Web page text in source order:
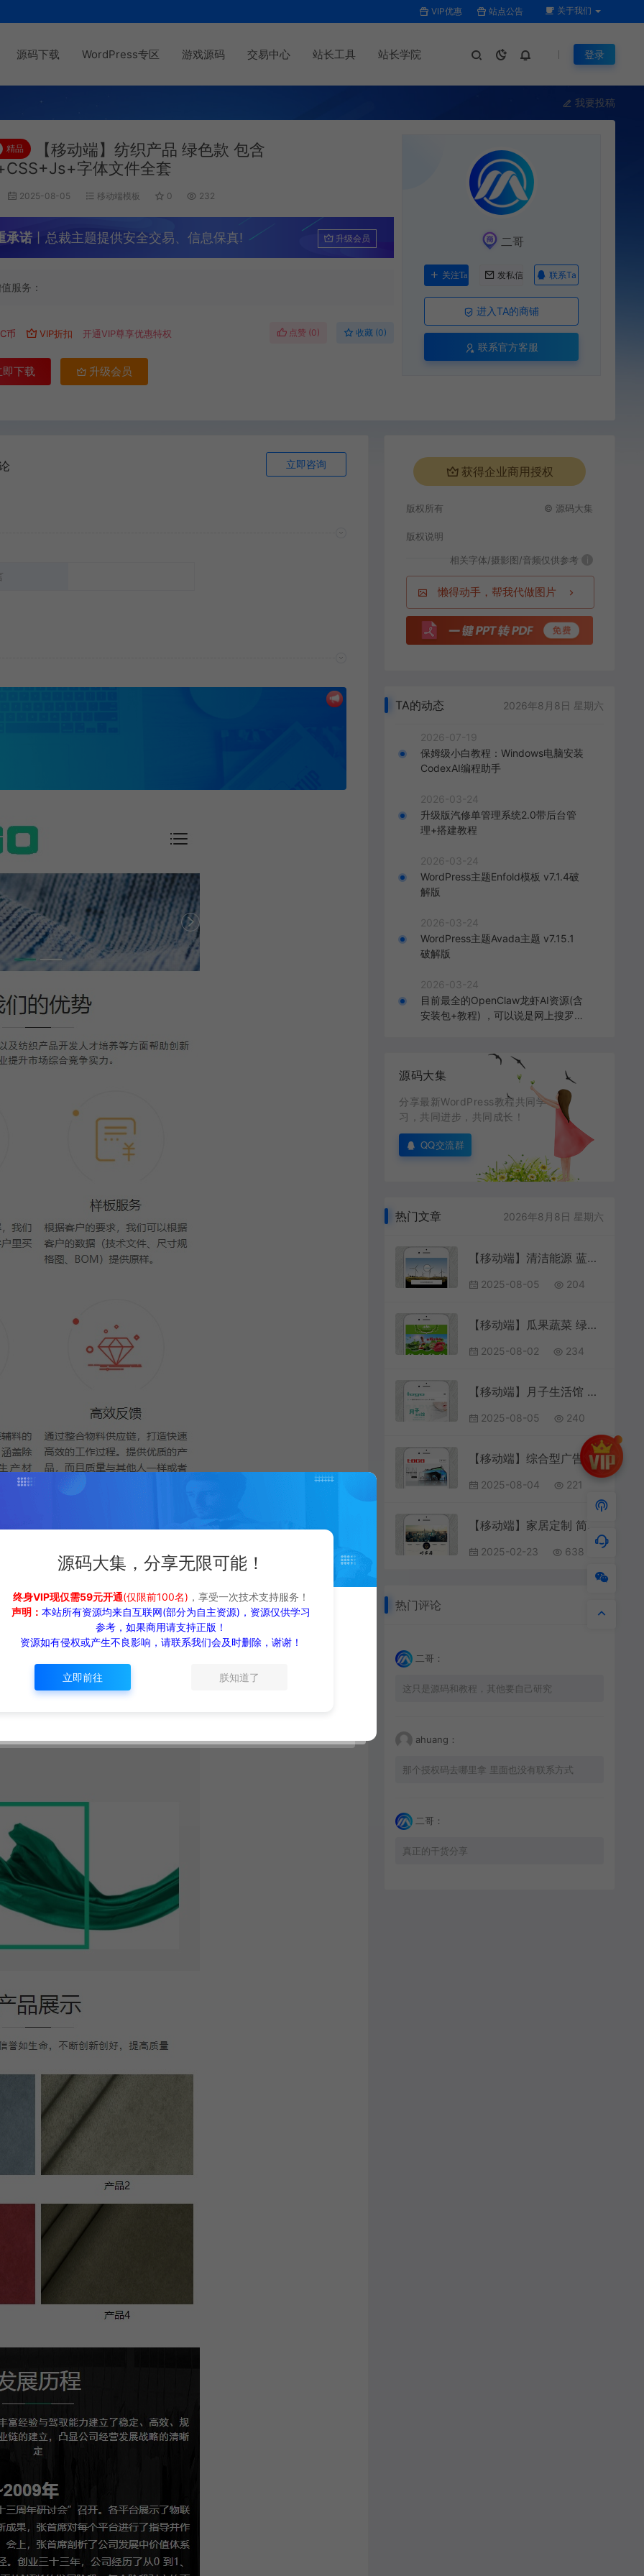
VIP优惠 站点公告 关于我们
源码下载 WordPress专区 游戏源码 交易中心 站长工具 站长学院 登录
我要投稿
精品
【移动端】纺织产品 绿色款 包含
字体文件全套
2025-08-05 移动端模板 0 232
承诺 丨总裁主题提供安全交易、信息保真! 升级会员
服务：
币 VIP折扣 开通VIP尊享优惠特权 点赞 (0) 收藏 (0)
即下载 升级会员
二哥
关注Ta 发私信 联系Ta
进入TA的商铺
联系官方客服
立即咨询
获得企业商用授权
版权所有 © 源码大集
版权说明
相关字体/摄影图/音频仅供参考 i
懒得动手，帮我代做图片
TA的动态 2026年8月8日 星期六
2026-07-19
保姆级小白教程：Windows电脑安装
CodexAI编程助手
2026-03-24
升级版汽修单管理系统2.0带后台管
理+搭建教程
2026-03-24
WordPress主题Enfold模板 v7.1.4破
解版
2026-03-24
WordPress主题Avada主题 v7.15.1
破解版
2026-03-24
目前最全的OpenClaw龙虾AI资源(含
安装包+教程) ，可以说是网上搜罗的
源码大集
分享最新WordPress教程共同学
习，共同进步，共同成长！
QQ交流群
热门文章 2026年8月8日 星期六
【移动端】清洁能源 蓝色款 包含html+CSS+Js+字体文件全套
2025-08-05 204
【移动端】瓜果蔬菜 绿色款 包含html+CSS+Js+字体文件全套
2025-08-02 234
【移动端】月子生活馆 青色款 包含html+CSS+Js+字体文件全套
2025-08-05 240
【移动端】综合型广告设计策划机构 红色款 包含html+CSS+Js+字体文件全套
2025-08-04 221
【移动端】家居定制 简约款 包含html+CSS+Js+字体文件全套
2025-02-23 638
热门评论
二哥：
这只是源码和教程，其他要自己研究
ahuang：
那个授权码去哪里拿 里面也没有联系方式
二哥：
真正的干货分享
源码大集，分享无限可能！
终身VIP现仅需59元开通(仅限前100名) ，享受一次技术支持服务！
声明： 本站所有资源均来自互联网(部分为自主资源)，资源仅供学习
参考，如果商用请支持正版！
资源如有侵权或产生不良影响，请联系我们会及时删除，谢谢！
立即前往 朕知道了